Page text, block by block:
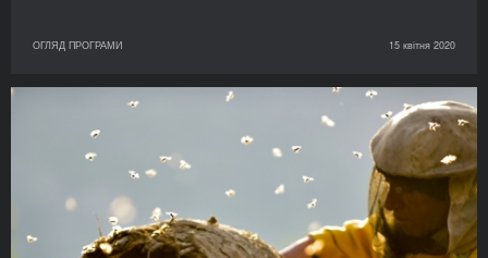
ОГЛЯД ПРОГРАМИ 15 квітня 2020